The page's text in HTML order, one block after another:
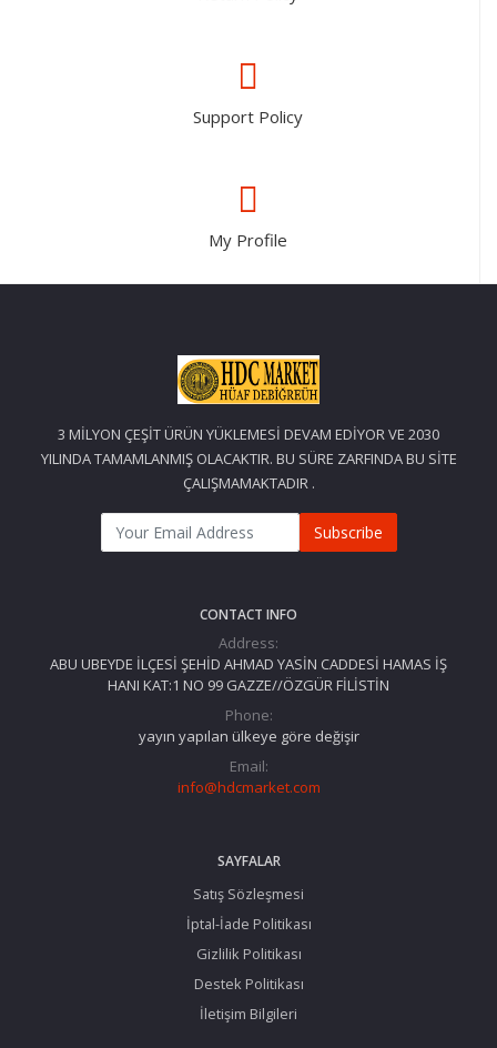
Support Policy
My Profile
3 MİLYON ÇEŞİT ÜRÜN YÜKLEMESİ DEVAM EDİYOR VE 2030
YILINDA TAMAMLANMIŞ OLACAKTIR. BU SÜRE ZARFINDA BU SİTE
ÇALIŞMAMAKTADIR .
Subscribe
CONTACT INFO
Address:
ABU UBEYDE İLÇESİ ŞEHİD AHMAD YASİN CADDESİ HAMAS İŞ
HANI KAT:1 NO 99 GAZZE//ÖZGÜR FİLİSTİN
Phone:
yayın yapılan ülkeye göre değişir
Email:
info@hdcmarket.com
SAYFALAR
Satış Sözleşmesi
İptal-İade Politikası
Gizlilik Politikası
Destek Politikası
İletişim Bilgileri